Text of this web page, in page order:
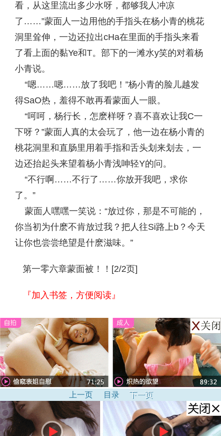
看，从这里流出多少水呀，都够我人冲凉
了……”蒙面人一边用他的手指头在杨小青的桃花
洞里耸伸，一边还拉出cHa在里面的手指头来看
了看上面的黏Ye和T。部下的一滩水y笑的对着杨
小青说。
“嗯……嗯……放了我吧！”杨小青的脸儿越发
得SaO热，羞得不敢再看蒙面人一眼。
“呵呵，杨行长，怎麽样呀？喜不喜欢让我C一
下呀？”蒙面人真的太会玩了，他一边在杨小青的
桃花洞里和直肠里用着手指和舌头划来划去，一
边还抬起头来望着杨小青浅呻轻Y的问。
“不行啊……不行了……你放开我吧，求你
了。”
蒙面人嘿嘿一笑说：“放过你，那是不可能的，
你当初为什麽不肯放过我？把人往Si路上b？今天
让你也尝尝绝望是什麽滋味。”
第一零六章蒙面被！！[2/2页]
『加入书签，方便阅读』
上一页 目录 下一页